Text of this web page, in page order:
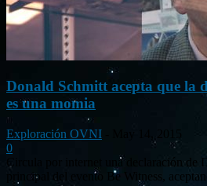
Donald Schmitt acepta que la
es una momia
Exploración OVNI
0
Circula por internet una declaración de
principal del evento Be Witness,